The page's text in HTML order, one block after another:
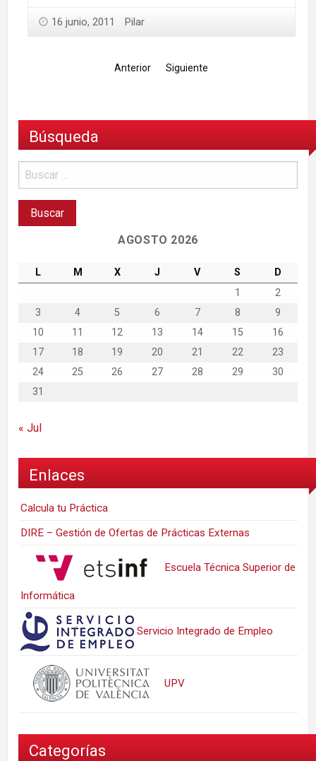
16 junio, 2011 Pilar
Anterior Siguiente
Búsqueda
AGOSTO 2026
L M X J V S
D
1
2
3
4 5 6 7 8
9
10
11 12 13 14 15
16
17
18 19 20 21 22
23
24
25 26 27 28 29
30
31
« Jul
Enlaces
Calcula tu Práctica
DIRE – Gestión de Ofertas de Prácticas Externas
Escuela Técnica Superior de
Informática
Servicio Integrado de Empleo
UPV
Categorías